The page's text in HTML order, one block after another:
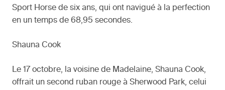
Sport Horse de six ans, qui ont navigué à la perfection
en un temps de 68,95 secondes.
Shauna Cook
Le 17 octobre, la voisine de Madelaine, Shauna Cook,
offrait un second ruban rouge à Sherwood Park, celui